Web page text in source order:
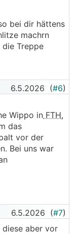
bei dir hättens
machrn
die Treppe
6.5.2026 (#6)
Wippo in FTH,
das
vor der
Bei uns war
6.5.2026 (#7)
aber vor